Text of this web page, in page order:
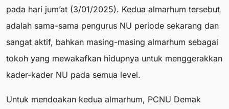
pada hari jum’at (3/01/2025). Kedua almarhum tersebut
adalah sama-sama pengurus NU periode sekarang dan
sangat aktif, bahkan masing-masing almarhum sebagai
tokoh yang mewakafkan hidupnya untuk menggerakkan
kader-kader NU pada semua level.
Untuk mendoakan kedua almarhum, PCNU Demak